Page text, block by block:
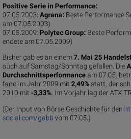
Positive Serie in Performance:
07.05.2003: Agrana: Beste Performance
am 07.05.2003)
07.05.2009: Polytec Group: Beste
endete am 07.05.2009)
Bisher gab es an einem7. Mai 25
auch auf Samstag/Sonntag gefallen. Die
Durchschnittsperformance am 07.05.
fand im Jahr 2009 mit 2,49% statt, der
2010 mit -3,33% . Im Vorjahr lag der ATX
(Der Input von Börse Geschichte für den
social.com/gabb vom 07.05.)